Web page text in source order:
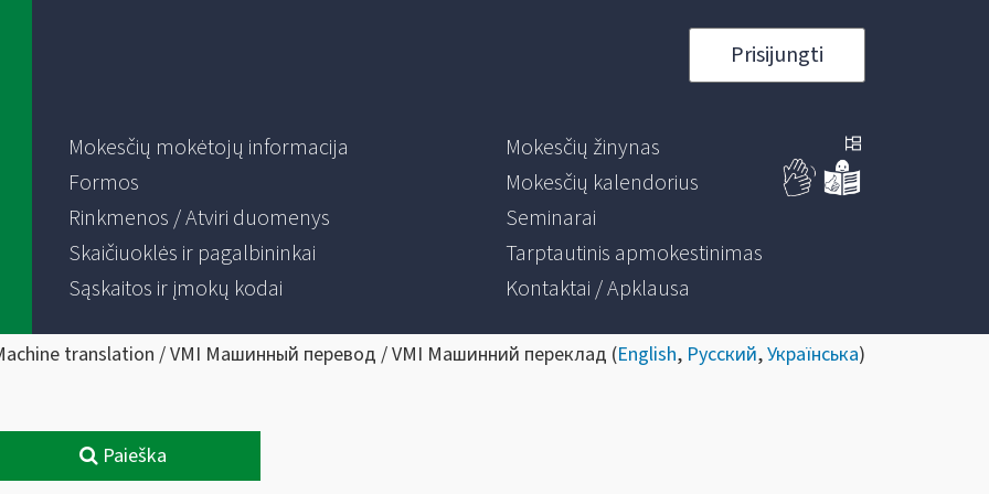
Prisijungti
Mokesčių mokėtojų informacija
Formos
Rinkmenos / Atviri duomenys
Skaičiuoklės ir pagalbininkai
Sąskaitos ir įmokų kodai
Mokesčių žinynas
Mokesčių kalendorius
Seminarai
Tarptautinis apmokestinimas
Kontaktai / Apklausa
translation / VMI Машинный перевод / VMI Машинний переклад (English, Русский,Українська)
Paieška